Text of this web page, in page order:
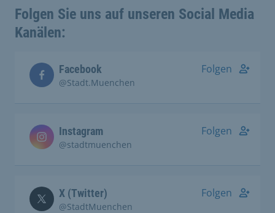
Folgen Sie uns auf unseren Social Media
Kanälen:
Facebook
@Stadt.Muenchen
Folgen
Instagram
@stadtmuenchen
Folgen
X (Twitter)
@StadtMuenchen
Folgen